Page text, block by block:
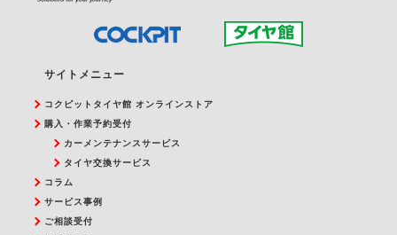
サイトメニュー
コクピットタイヤ館 オンラインストア
購入・作業予約受付
カーメンテナンスサービス
タイヤ交換サービス
コラム
サービス事例
ご相談受付